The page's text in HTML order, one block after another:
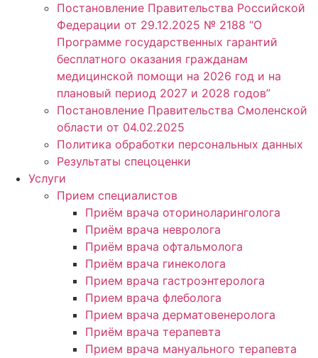
Постановление Правительства Российской
Федерации от 29.12.2025 № 2188 “О
Программе государственных гарантий
бесплатного оказания гражданам
медицинской помощи на 2026 год и на
плановый период 2027 и 2028 годов”
Постановление Правительства Смоленской
области от 04.02.2025
Политика обработки персональных данных
Результаты спецоценки
Услуги
Прием специалистов
Приём врача оториноларинголога
Приём врача невролога
Приём врача офтальмолога
Приём врача гинеколога
Прием врача гастроэнтеролога
Прием врача флеболога
Прием врача дерматовенеролога
Приём врача терапевта
Прием врача мануального терапевта